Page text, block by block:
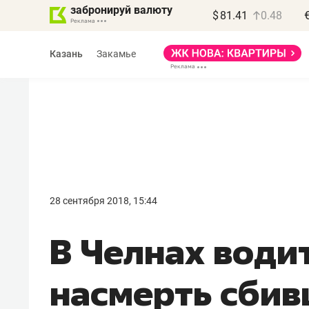
забронируй валюту $ 81.41 0.48
Казань Закамье
28 сентября 2018, 15:44
В Челнах
насмерть